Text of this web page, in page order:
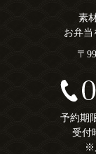
素
お弁当
〒
予約期
受付
※